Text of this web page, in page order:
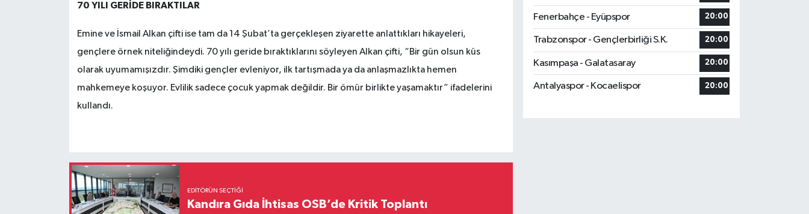
70 YILI GERİDE BIRAKTILAR
Emine ve İsmail Alkan çifti ise tam da 14 Şubat’ta gerçekleşen ziyarette anlattıkları hikayeleri,
gençlere örnek niteliğindeydi. 70 yılı geride bıraktıklarını söyleyen Alkan çifti, “Bir gün olsun küs
olarak uyumamışızdır. Şimdiki gençler evleniyor, ilk tartışmada ya da anlaşmazlıkta hemen
mahkemeye koşuyor. Evlilik sadece çocuk yapmak değildir. Bir ömür birlikte yaşamaktır” ifadelerini
kullandı.
EDITÖRÜN SEÇTIĞI
Kandıra Gıda İhtisas OSB’de Kritik Toplantı
Fenerbahçe - Eyüpspor 20:00
Trabzonspor - Gençlerbirliği S.K. 20:00
Kasımpaşa - Galatasaray 20:00
Antalyaspor - Kocaelispor 20:00